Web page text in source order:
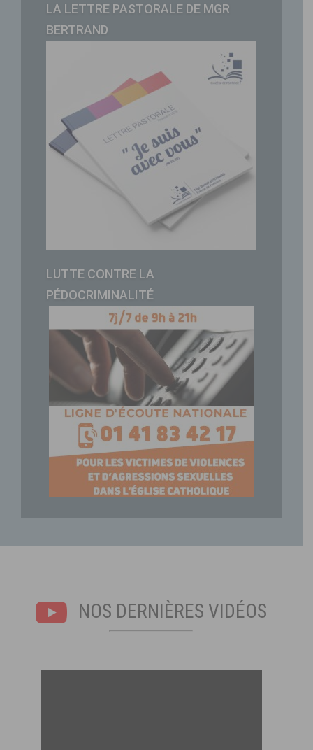
LA LETTRE PASTORALE DE MGR
BERTRAND
LUTTE CONTRE LA
PÉDOCRIMINALITÉ
NOS DERNIÈRES VIDÉOS